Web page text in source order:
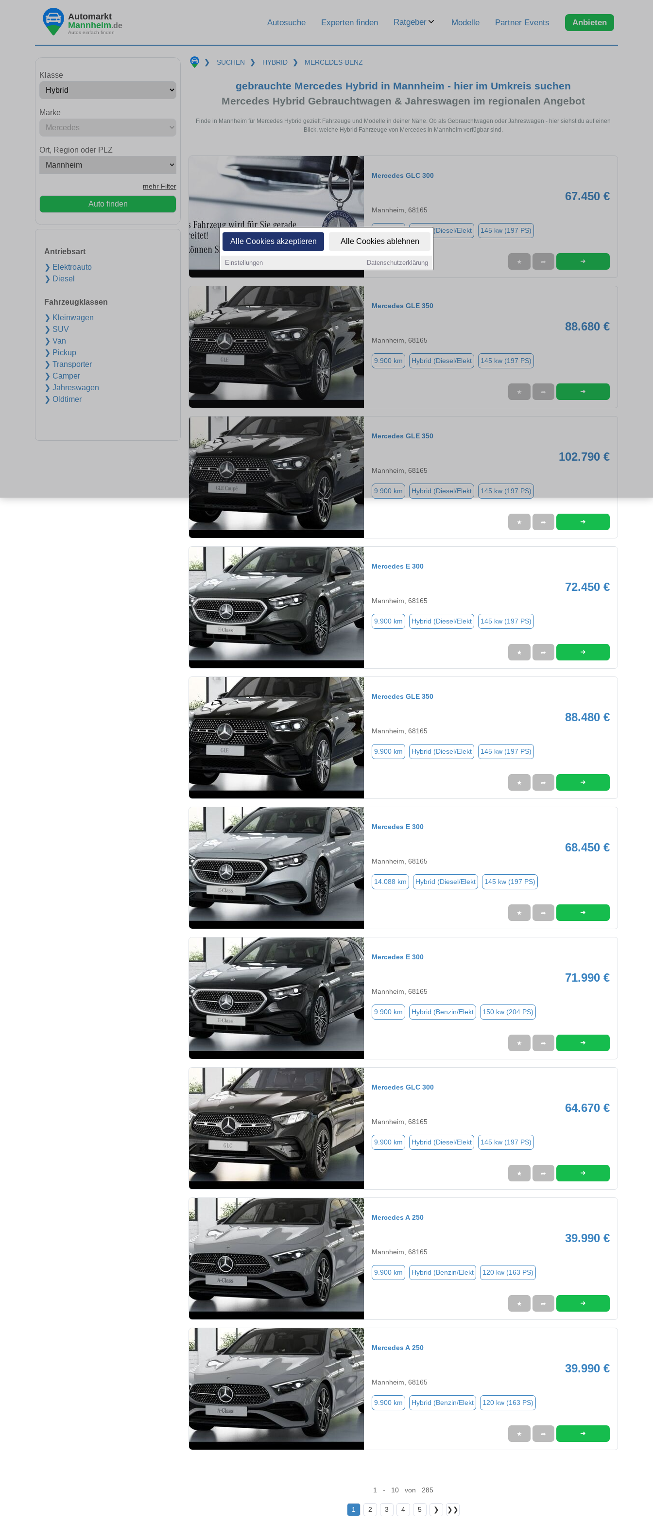
Alle Cookies akzeptieren Alle Cookies ablehnen
Einstellungen Datenschutzerklärung
Automarkt
Mannheim.de
Autos einfach finden
Autosuche Experten finden Ratgeber Modelle Partner Events Anbieten
Klasse
Marke
Ort, Region oder PLZ
mehr Filter
Auto finden
Antriebsart
❯ Elektroauto
❯ Diesel
Fahrzeugklassen
❯ Kleinwagen
❯ SUV
❯ Van
❯ Pickup
❯ Transporter
❯ Camper
❯ Jahreswagen
❯ Oldtimer
❯ SUCHEN ❯ HYBRID ❯ MERCEDES-BENZ
gebrauchte Mercedes Hybrid in Mannheim - hier im Umkreis suchen
Mercedes Hybrid Gebrauchtwagen & Jahreswagen im regionalen Angebot
Finde in Mannheim für Mercedes Hybrid gezielt Fahrzeuge und Modelle in deiner Nähe. Ob als Gebrauchtwagen oder Jahreswagen - hier siehst du auf einen
Blick, welche Hybrid Fahrzeuge von Mercedes in Mannheim verfügbar sind.
Mercedes GLC 300
67.450 €
Mannheim, 68165
Hybrid (Diesel/Elekt 145 kw (197 PS)
★ ➦ ➜
Mercedes GLE 350
88.680 €
Mannheim, 68165
9.900 km Hybrid (Diesel/Elekt 145 kw (197 PS)
★ ➦ ➜
Mercedes GLE 350
102.790 €
Mannheim, 68165
9.900 km Hybrid (Diesel/Elekt 145 kw (197 PS)
★ ➦ ➜
Mercedes E 300
72.450 €
Mannheim, 68165
9.900 km Hybrid (Diesel/Elekt 145 kw (197 PS)
★ ➦ ➜
Mercedes GLE 350
88.480 €
Mannheim, 68165
9.900 km Hybrid (Diesel/Elekt 145 kw (197 PS)
★ ➦ ➜
Mercedes E 300
68.450 €
Mannheim, 68165
14.088 km Hybrid (Diesel/Elekt 145 kw (197 PS)
★ ➦ ➜
Mercedes E 300
71.990 €
Mannheim, 68165
9.900 km Hybrid (Benzin/Elekt 150 kw (204 PS)
★ ➦ ➜
Mercedes GLC 300
64.670 €
Mannheim, 68165
9.900 km Hybrid (Diesel/Elekt 145 kw (197 PS)
★ ➦ ➜
Mercedes A 250
39.990 €
Mannheim, 68165
9.900 km Hybrid (Benzin/Elekt 120 kw (163 PS)
★ ➦ ➜
Mercedes A 250
39.990 €
Mannheim, 68165
9.900 km Hybrid (Benzin/Elekt 120 kw (163 PS)
★ ➦ ➜
1 - 10 von 285
1 2 3 4 5 ❯ ❯❯